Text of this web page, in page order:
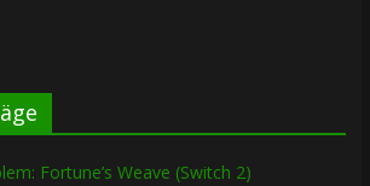
Fortune’s Weave (Switch 2)